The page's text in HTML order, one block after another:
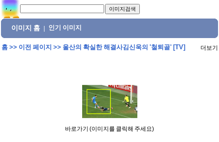
이미지 홈 인기 이미지
홈>> 이전 페이지 >> 울산의 확실한 해결사김신욱의 '철퇴골' [TV] 더보기
바로가기 (이미지를 클릭해 주세요)